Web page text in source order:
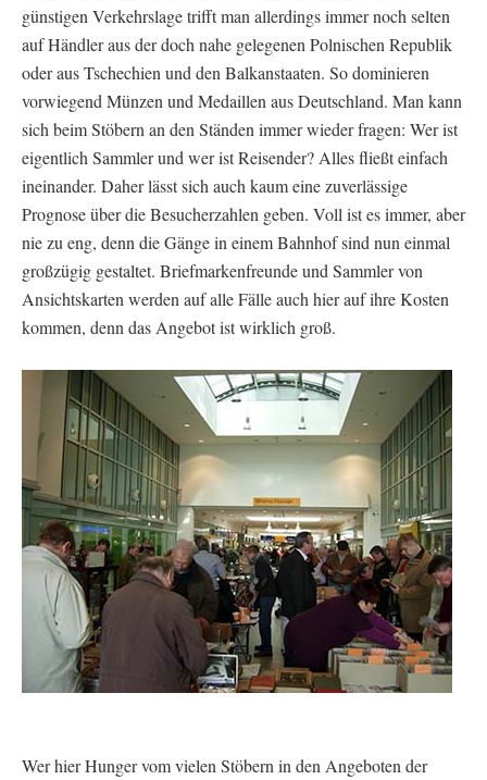
günstigen Verkehrslage trifft man allerdings immer noch selten
auf Händler aus der doch nahe gelegenen Polnischen Republik
oder aus Tschechien und den Balkanstaaten. So dominieren
vorwiegend Münzen und Medaillen aus Deutschland. Man kann
sich beim Stöbern an den Ständen immer wieder fragen: Wer ist
eigentlich Sammler und wer ist Reisender? Alles fließt einfach
ineinander. Daher lässt sich auch kaum eine zuverlässige
Prognose über die Besucherzahlen geben. Voll ist es immer, aber
nie zu eng, denn die Gänge in einem Bahnhof sind nun einmal
großzügig gestaltet. Briefmarkenfreunde und Sammler von
Ansichtskarten werden auf alle Fälle auch hier auf ihre Kosten
kommen, denn das Angebot ist wirklich groß.
Wer hier Hunger vom vielen Stöbern in den Angeboten der